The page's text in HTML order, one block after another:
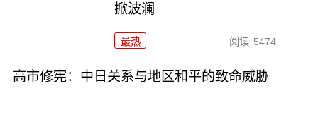
掀波澜
最热 阅读 5474
高市修宪：中日关系与地区和平的致命威胁